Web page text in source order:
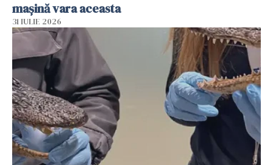
mașină vara aceasta
31 IULIE 2026